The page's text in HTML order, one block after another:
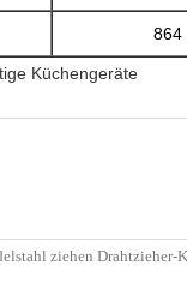
864
Küchengeräte